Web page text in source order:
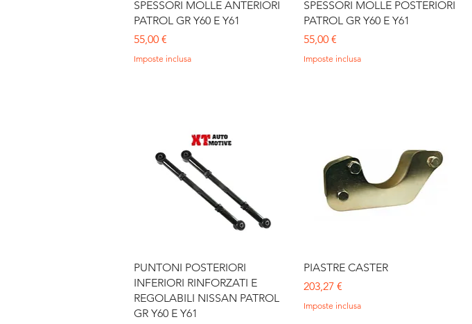
Vista rapida
SPESSORI MOLLE ANTERIORI
PATROL GR Y60 E Y61
Prezzo
55,00 €
Imposte inclusa
Vista rapida
SPESSORI MOLLE POSTERIORI
PATROL GR Y60 E Y61
Prezzo
55,00 €
Imposte inclusa
Vista rapida
PUNTONI POSTERIORI
INFERIORI RINFORZATI E
REGOLABILI NISSAN PATROL
GR Y60 E Y61
Vista rapida
PIASTRE CASTER
Prezzo
203,27 €
Imposte inclusa